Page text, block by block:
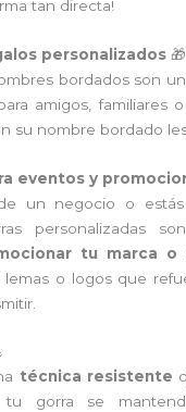
tan directa!
personalizados 🎁
bordados son
amigos, familiares
su nombre bordado
eventos y
un negocio o estás
personalizadas
tu marca o
lemas o logos que
técnica resistente
gorra se